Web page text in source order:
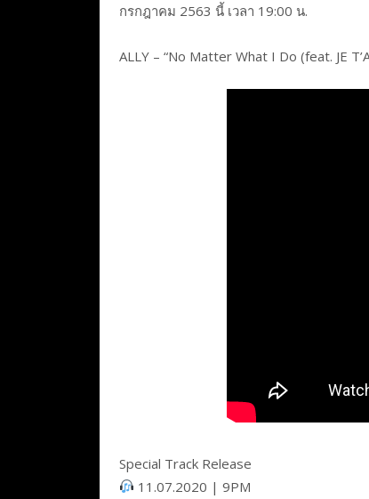
กรกฎาคม 2563 นี้ เวลา 19:00 น.
ALLY – “No Matter What I Do (feat. JE
Special Track Release
11.07.2020 | 9PM